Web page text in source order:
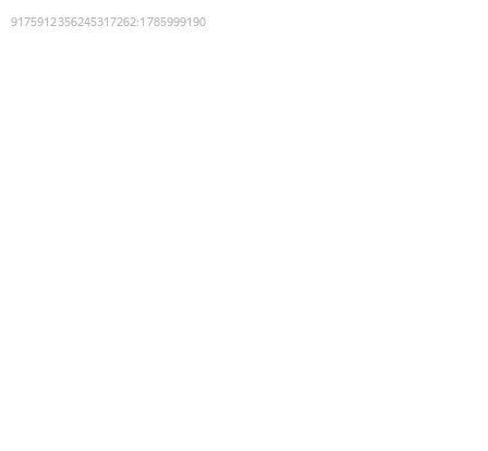
9175912356245317262:1785999190